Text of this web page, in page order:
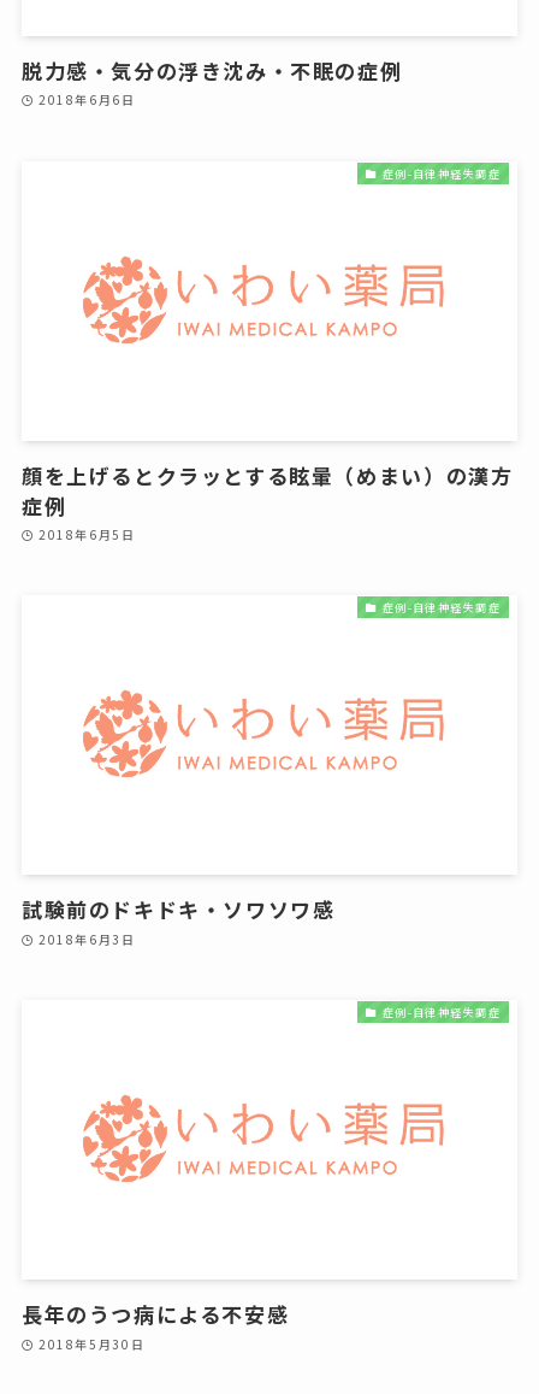
脱力感・気分の浮き沈み・不眠の症例
2018年6月6日
症例-自律神経失調症
顔を上げるとクラッとする眩暈（めまい）の漢方
症例
2018年6月5日
症例-自律神経失調症
試験前のドキドキ・ソワソワ感
2018年6月3日
症例-自律神経失調症
長年のうつ病による不安感
2018年5月30日